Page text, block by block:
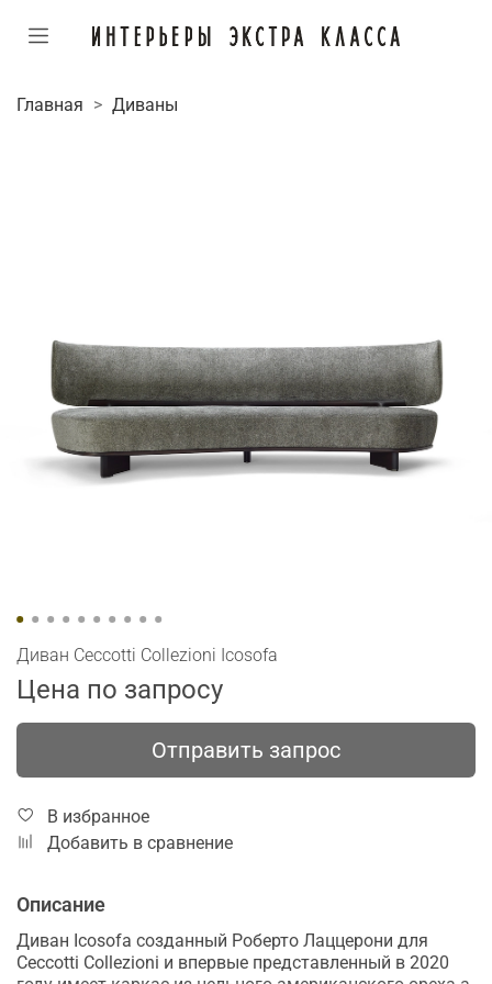
Главная Диваны
Диван Ceccotti Collezioni Icosofa
Цена по запросу
Отправить запрос
В избранное
Добавить в сравнение
Описание
Диван Icosofa созданный Роберто Лаццерони для
Ceccotti Collezioni и впервые представленный в 2020